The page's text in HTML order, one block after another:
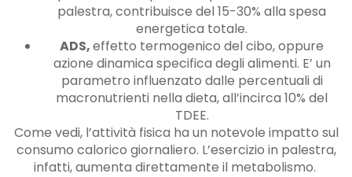
palestra, contribuisce del 15-30% alla spesa
energetica totale.
ADS,effetto termogenico del cibo, oppure
azione dinamica specifica degli alimenti. E’ un
parametro influenzato dalle percentuali di
macronutrienti nella dieta, all’incirca 10% del
TDEE.
Come vedi, l’attività fisica ha un notevole impatto sul
consumo calorico giornaliero. L’esercizio in palestra,
infatti, aumenta direttamente il metabolismo.